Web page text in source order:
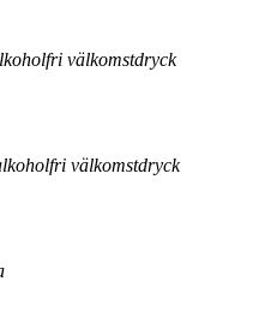
välkomstdryck
välkomstdryck